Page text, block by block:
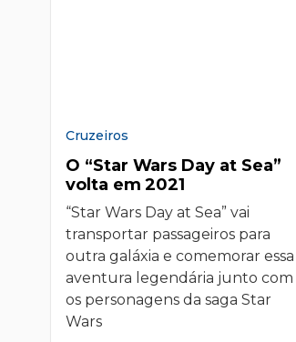
Cruzeiros
O “Star Wars Day at Sea”
volta em 2021
“Star Wars Day at Sea” vai
transportar passageiros para
outra galáxia e comemorar essa
aventura legendária junto com
os personagens da saga Star
Wars